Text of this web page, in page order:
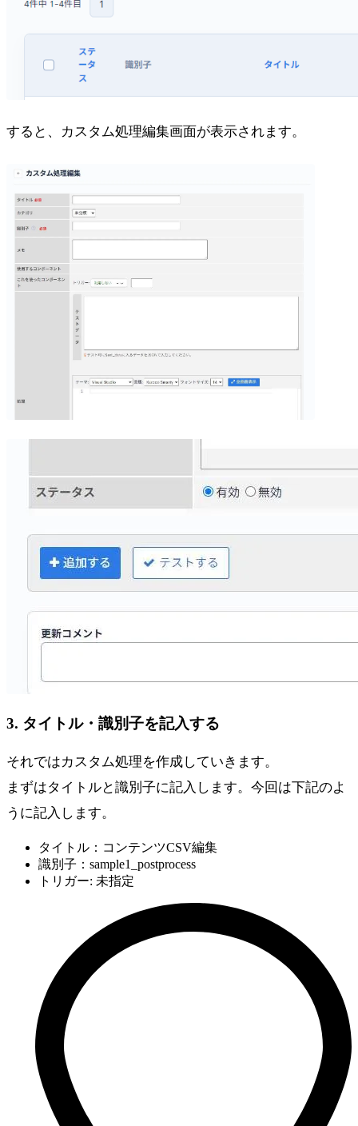
すると、カスタム処理編集画面が表示されます。
3. タイトル・識別子を記入する
それではカスタム処理を作成していきます。
まずはタイトルと識別子に記入します。今回は下記のよ
うに記入します。
タイトル：コンテンツCSV編集
識別子：sample1_postprocess
トリガー: 未指定